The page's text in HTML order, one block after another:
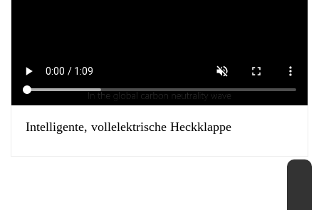
Intelligente, vollelektrische Heckklappe